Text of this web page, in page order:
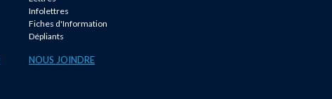
Infolettres
Fiches d'Information
Dépliants
NOUS JOINDRE